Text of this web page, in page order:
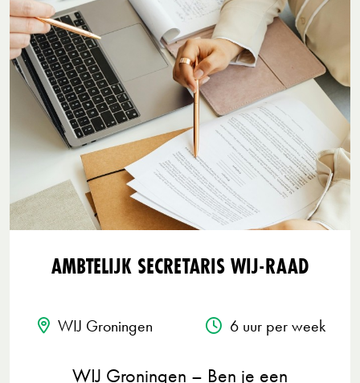
AMBTELIJK SECRETARIS WIJ-RAAD
WIJ Groningen 6 uur per week
WIJ Groningen – Ben je een